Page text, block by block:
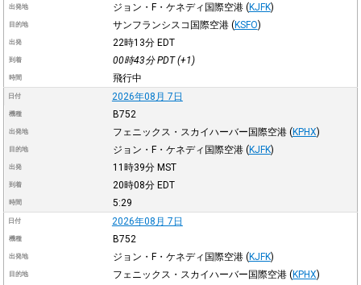
出発地 ジョン・F・ケネディ国際空港 (KJFK)
目的地 サンフランシスコ国際空港 (KSFO)
出発 22時13分 EDT
到着 00時43分PDT(+1)
時間 飛行中
日付 2026年08月 7日
機種 B752
出発地 フェニックス・スカイハーバー国際空港 (KPHX)
目的地 ジョン・F・ケネディ国際空港 (KJFK)
出発 11時39分 MST
到着 20時08分 EDT
時間 5:29
日付 2026年08月 7日
機種 B752
出発地 ジョン・F・ケネディ国際空港 (KJFK)
目的地 フェニックス・スカイハーバー国際空港 (KPHX)